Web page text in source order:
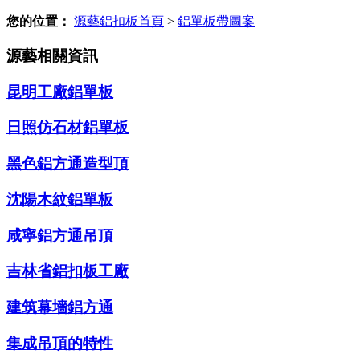
您的位置： 源藝鋁扣板首頁 > 鋁單板帶圖案
源藝相關資訊
昆明工廠鋁單板
日照仿石材鋁單板
黑色鋁方通造型頂
沈陽木紋鋁單板
咸寧鋁方通吊頂
吉林省鋁扣板工廠
建筑幕墻鋁方通
集成吊頂的特性